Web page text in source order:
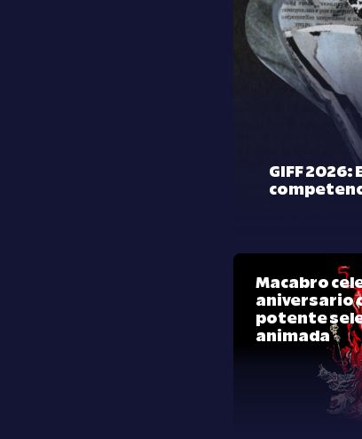
GIFF
Macabro
aniversario
potente
animada